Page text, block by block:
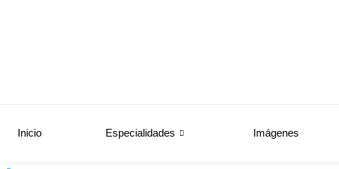
Inicio Especialidades Imágenes